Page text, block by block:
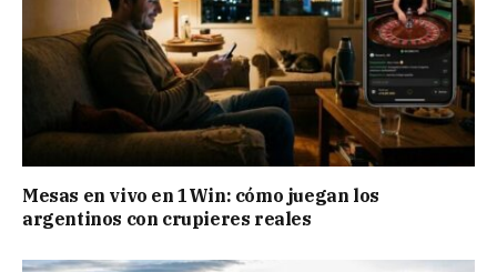
Mesas en vivo en 1Win: cómo juegan los
argentinos con crupieres reales